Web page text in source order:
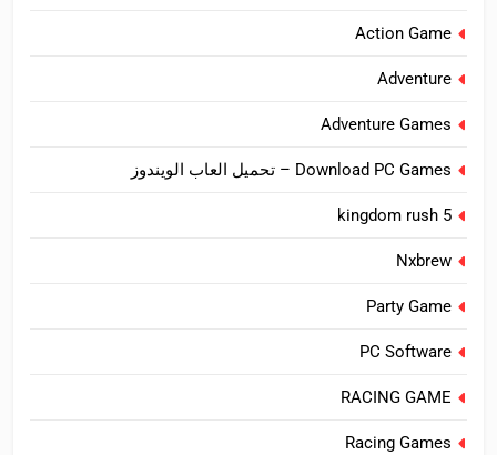
Action Game
Adventure
Adventure Games
Download PC Games – تحميل العاب الويندوز
kingdom rush 5
Nxbrew
Party Game
PC Software
RACING GAME
Racing Games